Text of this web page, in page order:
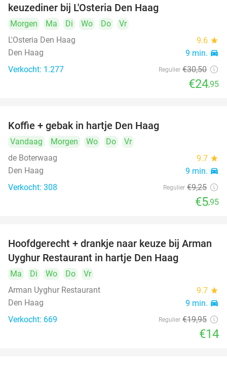
keuzediner bij L'Osteria Den Haag
Morgen Ma Di Wo Do
Vr
L'Osteria Den Haag
9.6 star
Den Haag 9 min. directions_car
Verkocht: 1.277 Regulier €30,50
€24,95
Koffie + gebak in hartje Den Haag
Vandaag Morgen Wo Do
Vr
de Boterwaag
9.7 star
Den Haag 9 min. directions_car
Verkocht: 308 Regulier €9,25
€5,95
30%
Hoofdgerecht + drankje naar keuze bij Arman
Uyghur Restaurant in hartje Den Haag
Ma Di Wo Do
Vr
Arman Uyghur Restaurant
9.7 star
Den Haag 9 min. directions_car
Verkocht: 669 Regulier €19,95
€14